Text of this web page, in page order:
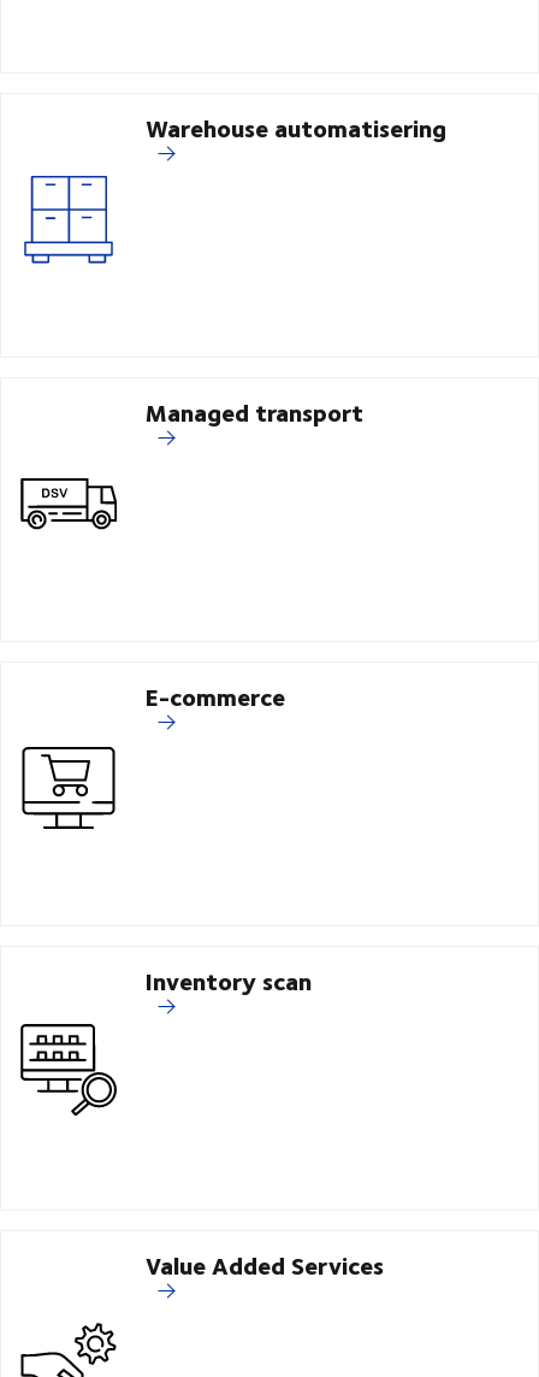
Warehouse automatisering
Managed transport
E-commerce
Inventory scan
Value Added Services